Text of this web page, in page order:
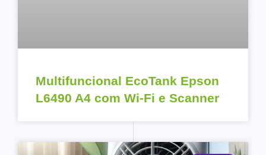
Multifuncional EcoTank Epson
L6490 A4 com Wi-Fi e Scanner